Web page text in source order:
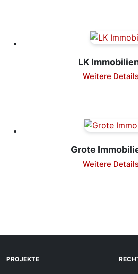
LK
Weitere
Grote
Weitere
PROJEKTE